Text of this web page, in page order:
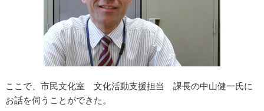
ここで、市民文化室 文化活動支援担当 課長の中山健一氏に
お話を伺うことができた。